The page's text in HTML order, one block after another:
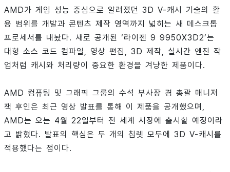
AMD가 게임 성능 중심으로 알려졌던 3D V-캐시 기술의 활
용 범위를 개발과 콘텐츠 제작 영역까지 넓히는 새 데스크톱
프로세서를 내놨다. 새로 공개된 ‘라이젠 9 9950X3D2’는
대형 소스 코드 컴파일, 영상 편집, 3D 제작, 실시간 엔진 작
업처럼 캐시와 처리량이 중요한 환경을 겨냥한 제품이다.
AMD 컴퓨팅 및 그래픽 그룹의 수석 부사장 겸 총괄 매니저
잭 후인은 최근 영상 발표를 통해 이 제품을 공개했으며,
AMD는 오는 4월 22일부터 전 세계 시장에 출시할 예정이라
고 밝혔다. 발표의 핵심은 두 개의 칩렛 모두에 3D V-캐시를
적용했다는 점이다.